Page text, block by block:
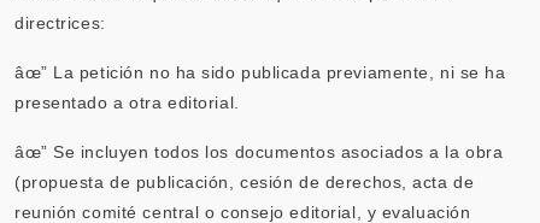
directrices:
âœ” La petición no ha sido publicada previamente, ni se ha
presentado a otra editorial.
âœ” Se incluyen todos los documentos asociados a la obra
(propuesta de publicación, cesión de derechos, acta de
reunión comité central o consejo editorial, y evaluación